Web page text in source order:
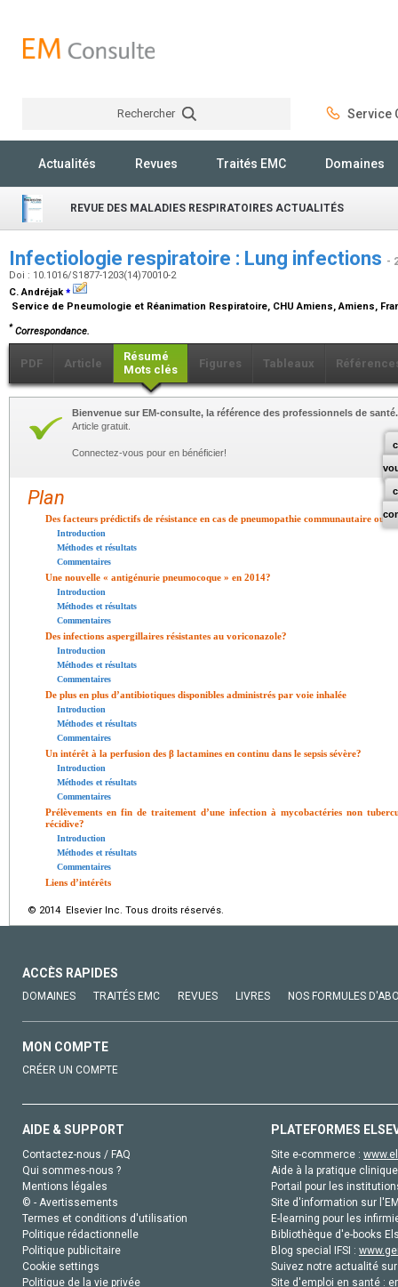
Rechercher Service
Actualités Revues Traités EMC Domaines
REVUE DES MALADIES RESPIRATOIRES ACTUALITÉS
Infectiologie respiratoire : Lung infections -
Doi : 10.1016/S1877-1203(14)70010-2
C. Andréjak⁎
Service de Pneumologie et Réanimation Respiratoire, CHU Amiens, Amiens,
* Correspondance.
PDF Article
Résumé
Mots clés
Figures Tableaux
Bienvenue sur EM-consulte, la référence des professionnels de santé.
Article gratuit.
Connectez-vous pour en bénéficier!
Plan
Des facteurs prédictifs de résistance en cas de pneumopathie communautaire ou
Introduction
Méthodes et résultats
Commentaires
Une nouvelle « antigénurie pneumocoque » en 2014?
Introduction
Méthodes et résultats
Commentaires
Des infections aspergillaires résistantes au voriconazole?
Introduction
Méthodes et résultats
Commentaires
De plus en plus d’antibiotiques disponibles administrés par voie inhalée
Introduction
Méthodes et résultats
Commentaires
Un intérêt à la perfusion des β lactamines en continu dans le sepsis sévère?
Introduction
Méthodes et résultats
Commentaires
Prélèvements en fin de traitement d’une infection à mycobactéries non
récidive?
Introduction
Méthodes et résultats
Commentaires
Liens d’intérêts
© 2014 Elsevier Inc. Tous droits réservés.
ACCÈS RAPIDES
DOMAINES TRAITÉS EMC REVUES LIVRES NOS FORMULES
MON COMPTE
CRÉER UN COMPTE
AIDE & SUPPORT
Contactez-nous / FAQ
Qui sommes-nous ?
Mentions légales
© - Avertissements
Termes et conditions d'utilisation
Politique rédactionnelle
Politique publicitaire
Cookie settings
Politique de la vie privée
PLATEFORMES
Site e-commerce :
Aide à la pratique
Portail pour les
Site d'information sur
E-learning pour les
Bibliothèque d'e-books
Blog special IFSI :
Suivez notre actualité
Site d'emploi en santé :